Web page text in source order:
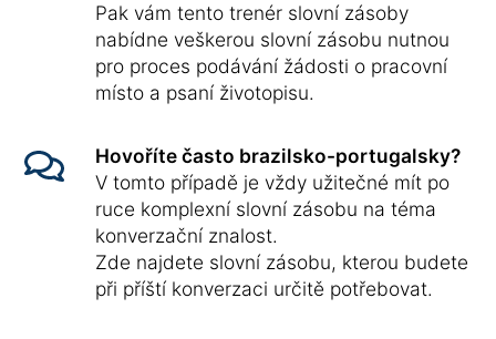
Pak vám tento trenér slovní zásoby
nabídne veškerou slovní zásobu nutnou
pro proces podávání žádosti o pracovní
místo a psaní životopisu.
Hovoříte často brazilsko-portugalsky?
V tomto případě je vždy užitečné mít po
ruce komplexní slovní zásobu na téma
konverzační znalost.
Zde najdete slovní zásobu, kterou budete
při příští konverzaci určitě potřebovat.